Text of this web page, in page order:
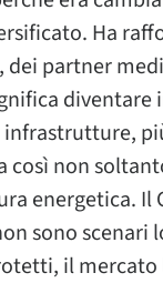
Ha
dei partner
così non
energetica. Il
sono
il